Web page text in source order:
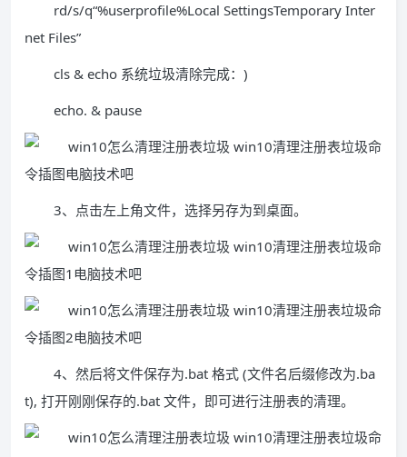
rd/s/q“%userprofile%Local SettingsTemporary Inter
net Files”
cls & echo 系统垃圾清除完成：)
echo. & pause
3、点击左上角文件，选择另存为到桌面。
4、然后将文件保存为.bat 格式 (文件名后缀修改为.ba
t), 打开刚刚保存的.bat 文件，即可进行注册表的清理。